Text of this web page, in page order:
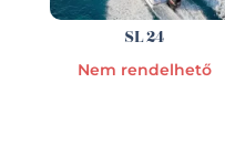
SL 24
Nem rendelhető